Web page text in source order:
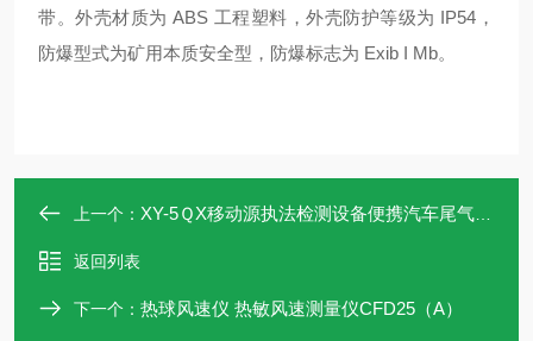
带。外壳材质为 ABS 工程塑料，外壳防护等级为 IP54，
防爆型式为矿用本质安全型，防爆标志为 Exib I Mb。
上一个： XY-5ＱX移动源执法检测设备便携汽车尾气排放检测仪
返回列表
下一个： 热球风速仪 热敏风速测量仪CFD25（A）